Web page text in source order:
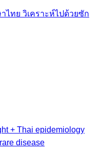
ไทย วิเคราะห์ไปด้วยซัก
+ Thai epidemiology
disease